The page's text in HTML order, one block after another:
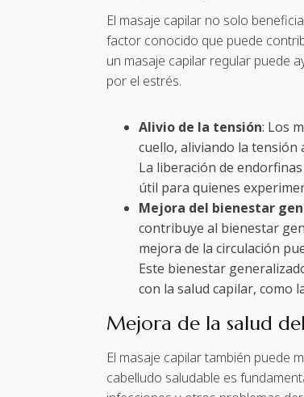
El masaje capilar no solo
factor conocido que puede
un masaje capilar regular puede
por el estrés.
Alivio de la tensión: Los
cuello, aliviando la tensión
La liberación de
útil para quienes
Mejora del bienestar
contribuye al bienestar
mejora de la circulación
Este bienestar
con la salud capilar, como
Mejora de la salud
El masaje capilar también puede
cabelludo saludable es